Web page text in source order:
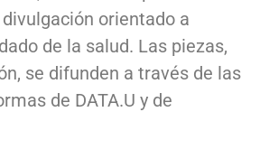
orientado a
de la salud. Las piezas,
se difunden a través de las
de DATA.U y de